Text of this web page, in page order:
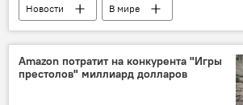
Новости В мире
Amazon потратит на конкурента "Игры
престолов" миллиард долларов‍